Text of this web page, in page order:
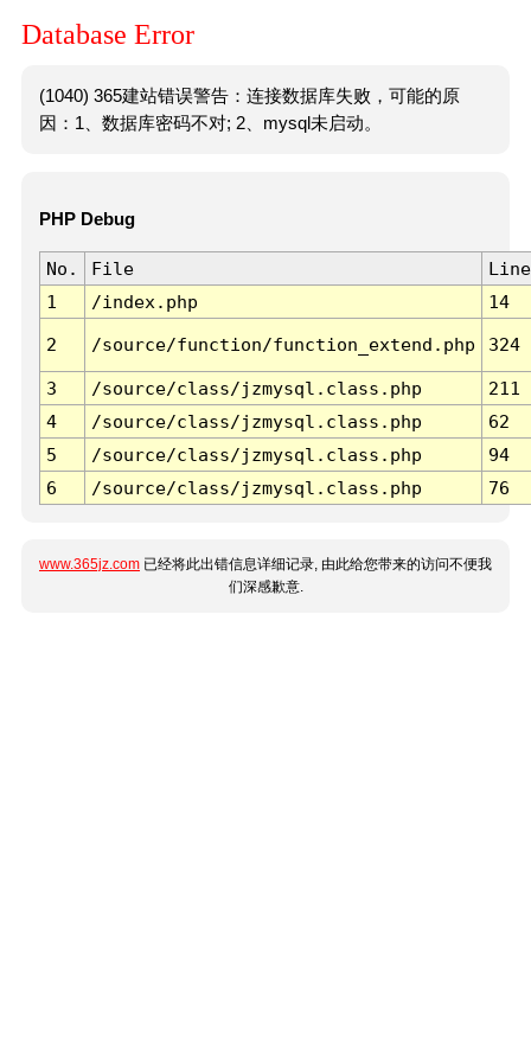
Database Error
(1040) 365建站错误警告：连接数据库失败，可能的原
因：1、数据库密码不对; 2、mysql未启动。
PHP Debug
No. File
Line
1
/index.php 14
2 /source/function/function_extend.php 324
3 /source/class/jzmysql.class.php
211
4
/source/class/jzmysql.class.php
62
5
/source/class/jzmysql.class.php
94
6
/source/class/jzmysql.class.php 76
www.365jz.com 已经将此出错信息详细记录, 由此给您带来的访问不便我
们深感歉意.